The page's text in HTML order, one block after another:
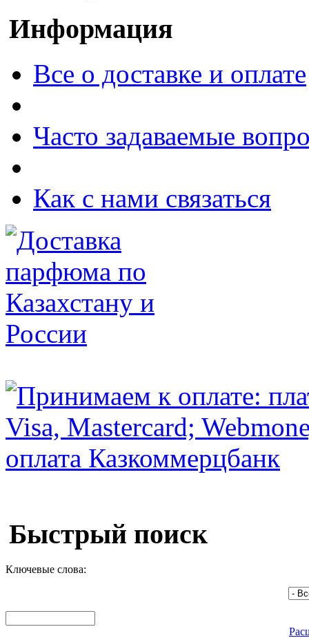
Информация
Все о доставке и оплате
Часто задаваемые
Как с нами связаться
Быстрый поиск
Ключевые слова: